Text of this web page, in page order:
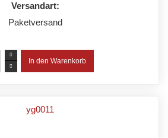
Versandart:
Paketversand